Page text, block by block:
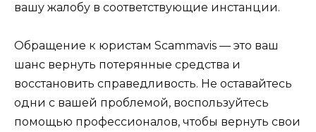
вашу жалобу в соответствующие инстанции.
Обращение к юристам Scammavis — это ваш
шанс вернуть потерянные средства и
восстановить справедливость. Не оставайтесь
одни с вашей проблемой, воспользуйтесь
помощью профессионалов, чтобы вернуть свои